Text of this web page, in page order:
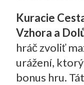
Kuracie
Vzhora a
hráč zvoliť
urážení,
bonus hru.